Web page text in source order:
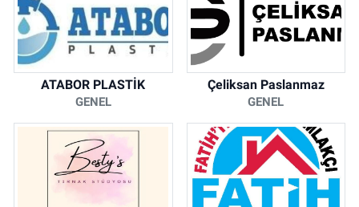
ATABOR PLASTİK
GENEL
Çeliksan Paslanmaz
GENEL